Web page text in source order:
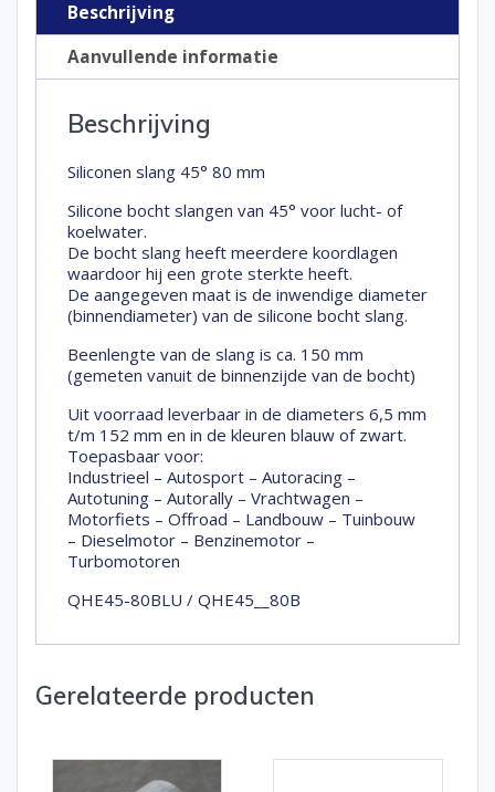
Beschrijving
Aanvullende informatie
Beschrijving
Siliconen slang 45° 80 mm
Silicone bocht slangen van 45° voor lucht- of
koelwater.
De bocht slang heeft meerdere koordlagen
waardoor hij een grote sterkte heeft.
De aangegeven maat is de inwendige diameter
(binnendiameter) van de silicone bocht slang.
Beenlengte van de slang is ca. 150 mm
(gemeten vanuit de binnenzijde van de bocht)
Uit voorraad leverbaar in de diameters 6,5 mm
t/m 152 mm en in de kleuren blauw of zwart.
Toepasbaar voor:
Industrieel – Autosport – Autoracing –
Autotuning – Autorally – Vrachtwagen –
Motorfiets – Offroad – Landbouw – Tuinbouw
– Dieselmotor – Benzinemotor –
Turbomotoren
QHE45-80BLU / QHE45__80B
Gerelateerde producten